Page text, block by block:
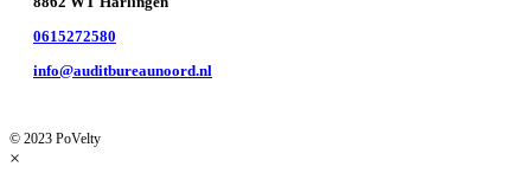
0615272580
info@auditbureaunoord.nl
© 2023 PoVelty
×